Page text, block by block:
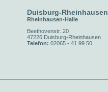
Duisburg-Rheinhausen
Rheinhausen-Halle
Beethovenstr. 20
47226 Duisburg-Rheinhausen
Telefon: 02065 - 41 99 50